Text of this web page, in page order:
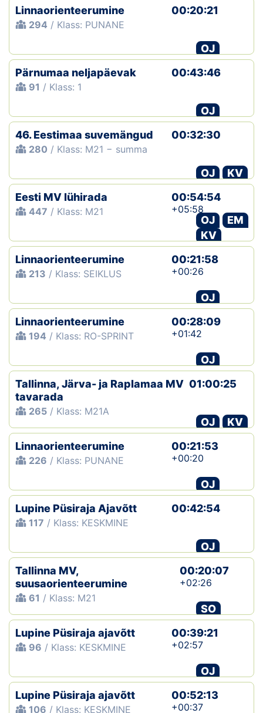
Linnaorienteerumine
294 / Klass: PUNANE
00:20:21
OJ
Pärnumaa neljapäevak
91 / Klass: 1
00:43:46
OJ
46. Eestimaa suvemängud
280 / Klass: M21 − summa
00:32:30
OJ
KV
Eesti MV lühirada
447 / Klass: M21
00:54:54
+05:58
OJ
EM
KV
Linnaorienteerumine
213 / Klass: SEIKLUS
00:21:58
+00:26
OJ
Linnaorienteerumine
194 / Klass: RO-SPRINT
00:28:09
+01:42
OJ
Tallinna, Järva- ja Raplamaa MV
tavarada
265 / Klass: M21A
01:00:25
OJ
KV
Linnaorienteerumine
226 / Klass: PUNANE
00:21:53
+00:20
OJ
Lupine Püsiraja Ajavõtt
117 / Klass: KESKMINE
00:42:54
OJ
Tallinna MV,
suusaorienteerumine
61 / Klass: M21
00:20:07
+02:26
SO
Lupine Püsiraja ajavõtt
96 / Klass: KESKMINE
00:39:21
+02:57
OJ
Lupine Püsiraja ajavõtt
106 / Klass: KESKMINE
00:52:13
+00:37